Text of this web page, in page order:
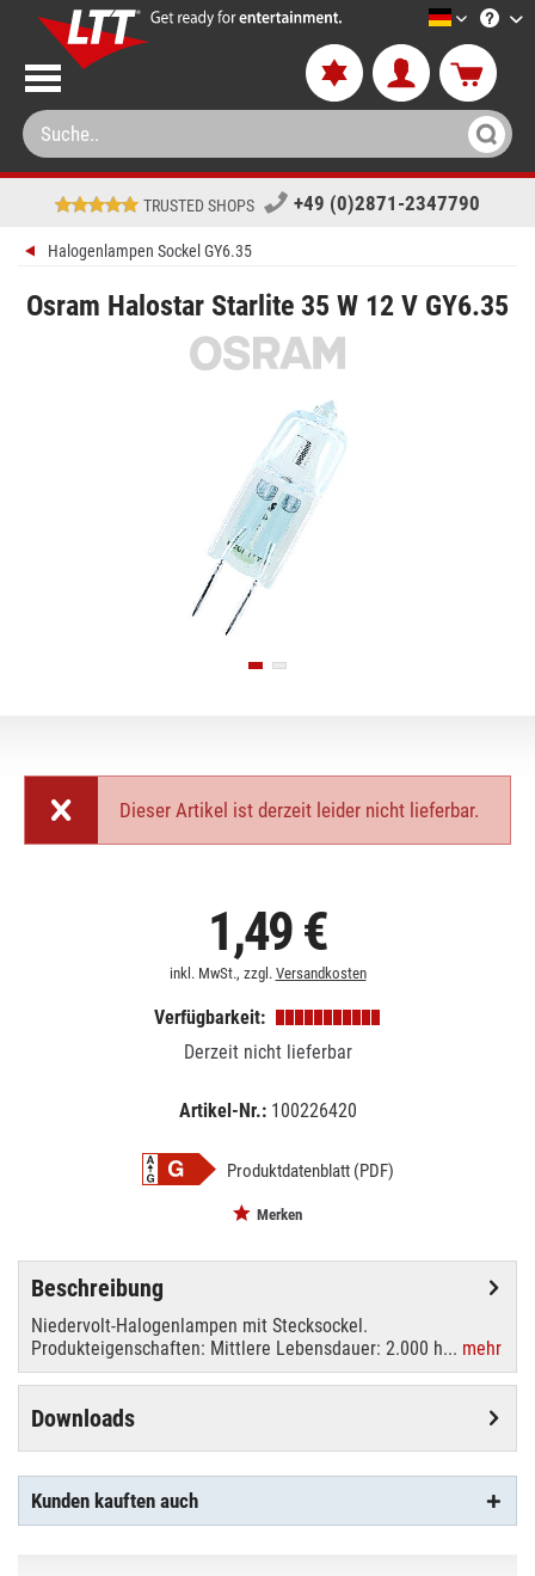
LTT-
TRUSTED SHOPS +49 (0)2871-2347790
Halogenlampen Sockel GY6.35
Osram Halostar Starlite 35 W 12 V GY6.35
Dieser Artikel ist derzeit leider nicht lieferbar.
1,49 €
inkl. MwSt., zzgl. Versandkosten
Verfügbarkeit:
Derzeit nicht lieferbar
Artikel-Nr.: 100226420
Produktdatenblatt (PDF)
Merken
Beschreibung
Niedervolt-Halogenlampen mit Stecksockel.
Produkteigenschaften: Mittlere Lebensdauer: 2.000 h... mehr
Downloads
Kunden kauften auch